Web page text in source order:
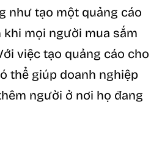
như tạo một quảng cáo
mọi người mua sắm
việc tạo quảng cáo cho
thể giúp doanh nghiệp
người ở nơi họ đang